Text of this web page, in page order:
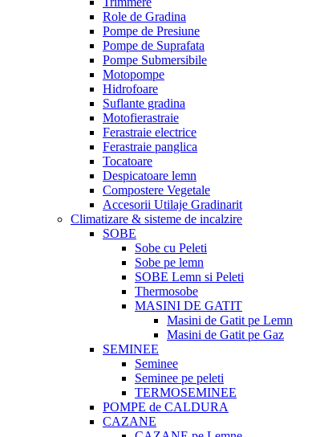
Role de Gradina
Pompe de Presiune
Pompe de Suprafata
Pompe Submersibile
Motopompe
Hidrofoare
Suflante gradina
Motofierastraie
Ferastraie electrice
Ferastraie panglica
Tocatoare
Despicatoare lemn
Compostere Vegetale
Accesorii Utilaje Gradinarit
Climatizare & sisteme de incalzire
SOBE
Sobe cu Peleti
Sobe pe lemn
SOBE Lemn si Peleti
Thermosobe
MASINI DE GATIT
Masini de Gatit pe Lemn
Masini de Gatit pe Gaz
SEMINEE
Seminee
Seminee pe peleti
TERMOSEMINEE
POMPE de CALDURA
CAZANE